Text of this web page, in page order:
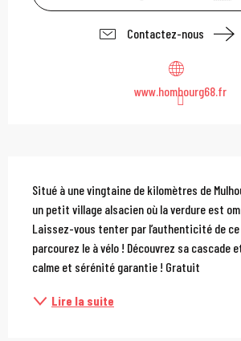
Contactez-nous
www.hombourg68.fr
Description
Situé à une vingtaine de kilomètres de
un petit village alsacien où la verdure est
Laissez-vous tenter par l’authenticité de
parcourez le à vélo ! Découvrez sa cascade
calme et sérénité garantie ! Gratuit
Lire la suite